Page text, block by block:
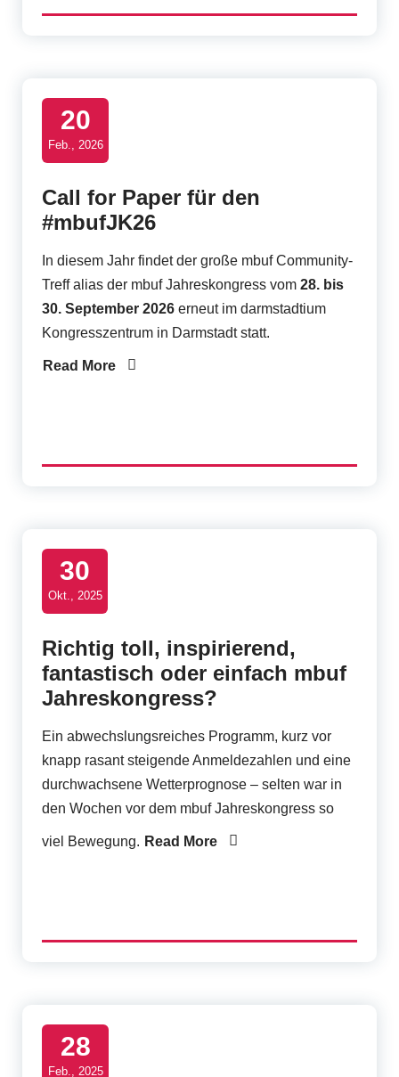
20
Feb., 2026
Call for Paper für den
#mbufJK26
In diesem Jahr findet der große mbuf Community-
Treff alias der mbuf Jahreskongress vom 28. bis
30. September 2026 erneut im darmstadtium
Kongresszentrum in Darmstadt statt.
Read More
30
Okt., 2025
Richtig toll, inspirierend,
fantastisch oder einfach mbuf
Jahreskongress?
Ein abwechslungsreiches Programm, kurz vor
knapp rasant steigende Anmeldezahlen und eine
durchwachsene Wetterprognose – selten war in
den Wochen vor dem mbuf Jahreskongress so
viel Bewegung. Read More
28
Feb., 2025